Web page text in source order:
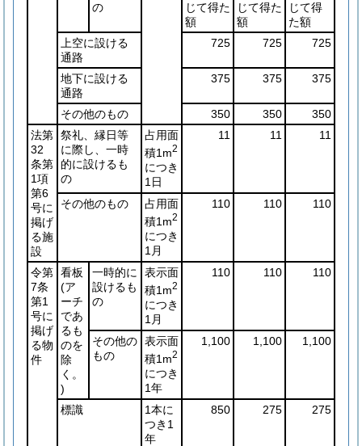
の
じて得た
額
じて得た
額
じて得
た額
上空に設ける
通路
725 725 725
地下に設ける
通路
375 375 375
その他のもの 350 350
350
法第
32
条第
1項
第6
号に
掲げ
る施
設
祭礼、縁日等
に際し、一時
的に設けるも
の
占用面
積1m2
につき
1日
11 11 11
その他のもの
占用面
積1m2
につき
1月
110 110 110
令第
7条
第1
号に
掲げ
る物
件
看板
(ア
ーチ
であ
るも
のを
除
く。
)
一時的に
設けるも
の
表示面
積1m2
につき
1月
110 110 110
その他の
もの
表示面
積1m2
につき
1年
1,100 1,100 1,100
標識
1本に
つき1
年
850 275 275